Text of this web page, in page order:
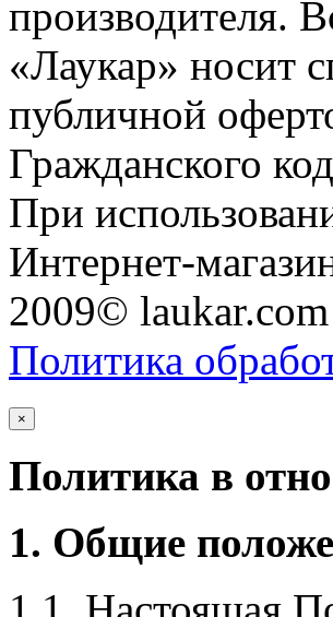
производителя.
«Лаукар» носит
публичной
Гражданского
При
Интернет-
2009© laukar.com
Политика
×
Политика в
1. Общие